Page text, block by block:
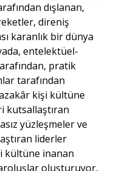
dışlanan,
direniş
karanlık bir dünya
entelektüel-
pratik
tarafından
kişi kültüne
kutsallaştıran
yüzleşmeler ve
liderler
kültüne inanan
oluşturuyor,